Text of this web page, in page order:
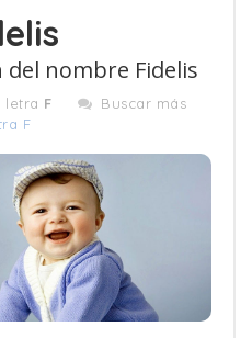
del nombre Fidelis
letra F
Buscar más
F